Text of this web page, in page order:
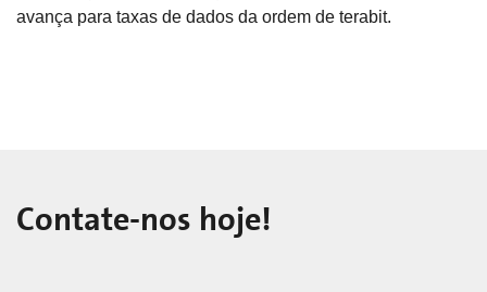
avança para taxas de dados da ordem de terabit.
Contate-nos hoje!